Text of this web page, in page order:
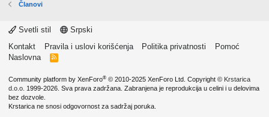
Članovi
Svetli stil
Srpski
Kontakt
Pravila i uslovi korišćenja Politika privatnosti
Pomoć
Naslovna
R
Community platform by XenForo® © 2010-2025 XenForo Ltd. Copyright © Krstarica
d.o.o. 1999-2026. Sva prava zadržana. Zabranjena je reprodukcija u celini i u delovima
bez dozvole.
Krstarica ne snosi odgovornost za sadržaj poruka.